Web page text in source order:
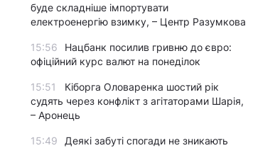
буде складніше імпортувати
електроенергію взимку, – Центр Разумкова
15:56
Нацбанк посилив гривню до євро:
офіційний курс валют на понеділок
15:51
Кіборга Оловаренка шостий рік
судять через конфлікт з агітаторами Шарія,
– Аронець
15:49
Деякі забуті спогади не зникають